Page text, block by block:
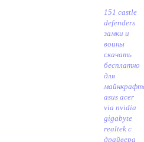
151 castle
defenders
замки и
воины
скачать
бесплатно
для
майнкрафт
asus acer
via nvidia
gigabyte
realtek c
драйвера